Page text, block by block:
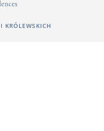
KRÓLEWSKICH